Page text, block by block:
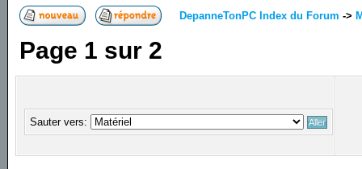
DepanneTonPC Index du Forum ->
Page 1 sur 2
Sauter vers: